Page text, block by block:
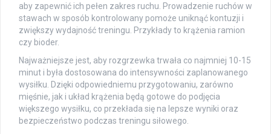
aby zapewnić ich pełen zakres ruchu. Prowadzenie ruchów w
stawach w sposób kontrolowany pomoże uniknąć kontuzji i
zwiększy wydajność treningu. Przykłady to krążenia ramion
czy bioder.
Najważniejsze jest, aby rozgrzewka trwała co najmniej 10-15
minut i była dostosowana do intensywności zaplanowanego
wysiłku. Dzięki odpowiedniemu przygotowaniu, zarówno
mięśnie, jak i układ krążenia będą gotowe do podjęcia
większego wysiłku, co przekłada się na lepsze wyniki oraz
bezpieczeństwo podczas treningu siłowego.